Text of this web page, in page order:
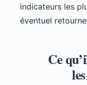
indicateurs les
éventuel
Ce